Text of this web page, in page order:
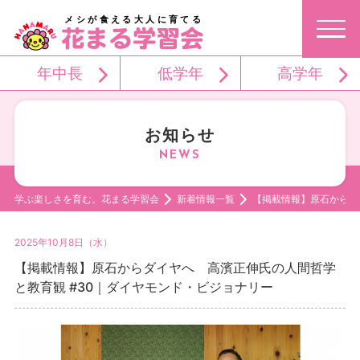
メシが食える大人に育てる
年中長 低学年 高学年
お知らせ
学ぶ楽しさを育む。花まる学習会 新着情報一覧 【掲載情報】原石から
2025年10月8日（水）
【掲載情報】原石からダイヤへ 高濱正伸氏の人間哲学
と教育観 #30｜ダイヤモンド・ビジョナリー